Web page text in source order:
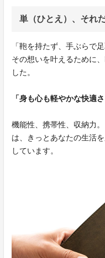
単（ひとえ）、それ
「鞄を持たず、手ぶらで
その想いを叶えるために
した。
「身も心も軽やかな快適さ
機能性、携帯性、収納力
は、きっとあなたの生活
しています。